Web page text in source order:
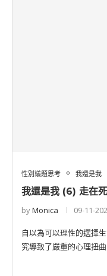
性別議題思考 我還是我
我還是我 (6) 走在
byMonica 09-11-
自以為可以理性的選擇
究導致了嚴重的心理扭曲